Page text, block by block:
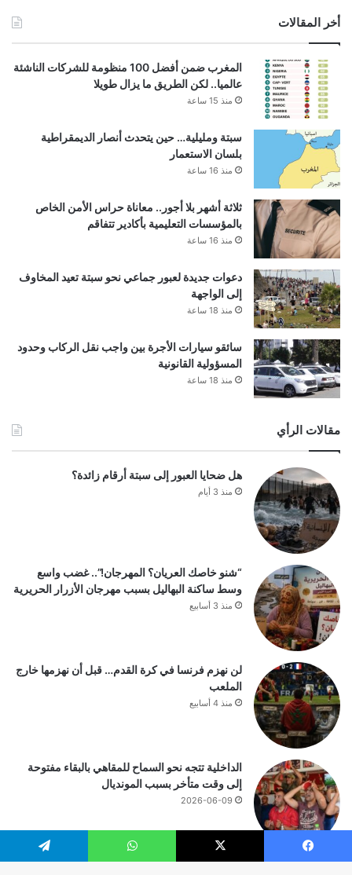
أخر المقالات
المغرب ضمن أفضل 100 منظومة للشركات الناشئة
عالميا.. لكن الطريق ما يزال طويلا
منذ 15 ساعة
سبتة ومليلية… حين يتحدث أنصار الديمقراطية
بلسان الاستعمار
منذ 16 ساعة
ثلاثة أشهر بلا أجور.. معاناة حراس الأمن الخاص
بالمؤسسات التعليمية بأكادير تتفاقم
منذ 16 ساعة
دعوات جديدة لعبور جماعي نحو سبتة تعيد المخاوف
إلى الواجهة
منذ 18 ساعة
سائقو سيارات الأجرة بين واجب نقل الركاب وحدود
المسؤولية القانونية
منذ 18 ساعة
مقالات الرأي
هل ضحايا العبور إلى سبتة أرقام زائدة؟
منذ 3 أيام
“شنو خاصك العريان؟ المهرجان!”.. غضب واسع
وسط ساكنة البهاليل بسبب مهرجان الأزرار الحريرية
منذ 3 أسابيع
لن نهزم فرنسا في كرة القدم… قبل أن نهزمها خارج
الملعب
منذ 4 أسابيع
الداخلية تتجه نحو السماح للمقاهي بالبقاء مفتوحة
إلى وقت متأخر بسبب المونديال
2026-06-09
فيسبوك ‫X واتساب تيلقرام